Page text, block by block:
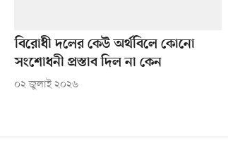
বিরোধী দলের কেউ অর্থবিলে কোনো
সংশোধনী প্রস্তাব দিল না কেন
০২ জুলাই ২০২৬